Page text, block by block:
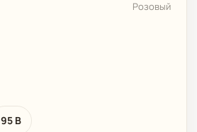
Розовый
95 B